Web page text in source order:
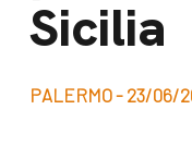
Sicilia
PALERMO - 23/06/
News